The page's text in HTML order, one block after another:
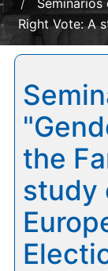
Seminarios
Right Vote: A
the
study